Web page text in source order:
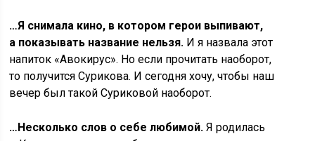
…Я снимала кино, в котором герои выпивают,
а показывать название нельзя. И я назвала этот
напиток «Авокирус». Но если прочитать наоборот,
то получится Сурикова. И сегодня хочу, чтобы наш
вечер был такой Суриковой наоборот.
…Несколько слов о себе любимой. Я родилась